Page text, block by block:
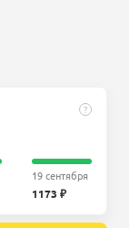
?
19 сентября
1173 ₽